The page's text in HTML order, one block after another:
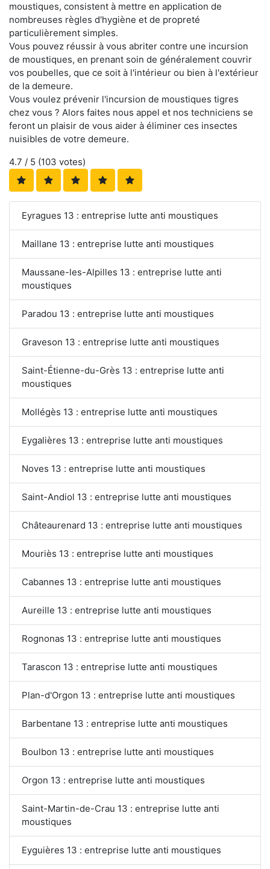
moustiques, consistent à mettre en application de
nombreuses règles d'hygiène et de propreté
particulièrement simples.
Vous pouvez réussir à vous abriter contre une incursion
de moustiques, en prenant soin de généralement couvrir
vos poubelles, que ce soit à l'intérieur ou bien à l'extérieur
de la demeure.
Vous voulez prévenir l'incursion de moustiques tigres
chez vous ? Alors faites nous appel et nos techniciens se
feront un plaisir de vous aider à éliminer ces insectes
nuisibles de votre demeure.
4.7 / 5 (103 votes)
Eyragues 13 : entreprise lutte anti moustiques
Maillane 13 : entreprise lutte anti moustiques
Maussane-les-Alpilles 13 : entreprise lutte anti
moustiques
Paradou 13 : entreprise lutte anti moustiques
Graveson 13 : entreprise lutte anti moustiques
Saint-Étienne-du-Grès 13 : entreprise lutte anti
moustiques
Mollégès 13 : entreprise lutte anti moustiques
Eygalières 13 : entreprise lutte anti moustiques
Noves 13 : entreprise lutte anti moustiques
Saint-Andiol 13 : entreprise lutte anti moustiques
Châteaurenard 13 : entreprise lutte anti moustiques
Mouriès 13 : entreprise lutte anti moustiques
Cabannes 13 : entreprise lutte anti moustiques
Aureille 13 : entreprise lutte anti moustiques
Rognonas 13 : entreprise lutte anti moustiques
Tarascon 13 : entreprise lutte anti moustiques
Plan-d'Orgon 13 : entreprise lutte anti moustiques
Barbentane 13 : entreprise lutte anti moustiques
Boulbon 13 : entreprise lutte anti moustiques
Orgon 13 : entreprise lutte anti moustiques
Saint-Martin-de-Crau 13 : entreprise lutte anti
moustiques
Eyguières 13 : entreprise lutte anti moustiques